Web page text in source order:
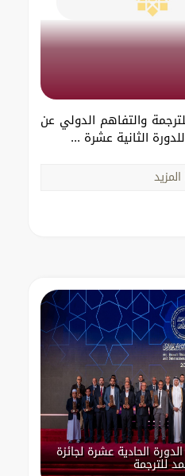
والتفاهم الدولي عن
الثانية عشرة ...
المزيد
الحادية عشرة لجائزة
للترجمة